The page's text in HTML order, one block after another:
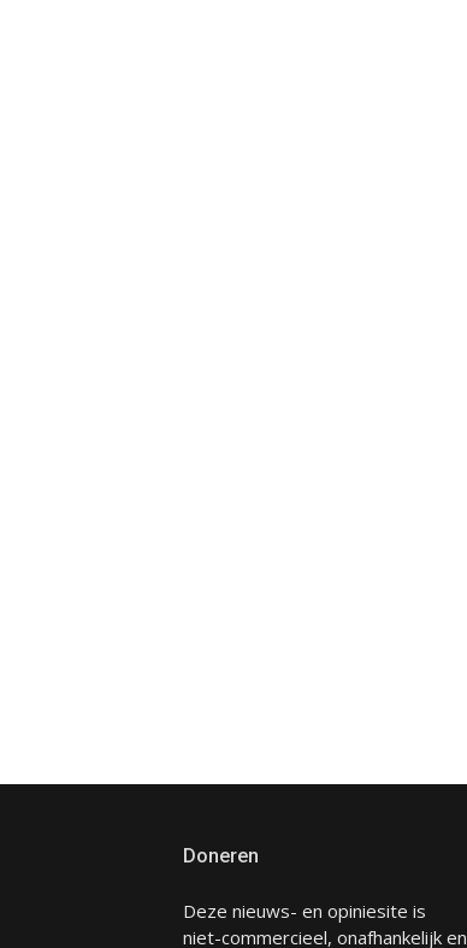
Doneren
Deze nieuws- en opiniesite is
niet-commercieel, onafhankelijk en